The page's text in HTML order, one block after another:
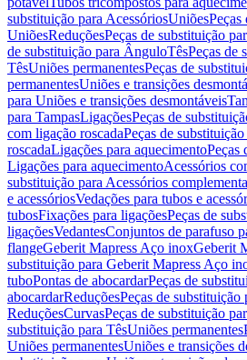
substituição para AcessóriosUniõesPeças
UniõesReduçõesPeças de substituição
de substituição para ÂnguloTêsPeças de
TêsUniões permanentesPeças de
permanentesUniões e transições
para Uniões e transições desmontáveis
para TampasLigaçõesPeças de
com ligação roscadaPeças de
roscadaLigações para aquecimentoPeças
Ligações para aquecimentoAcessórios
substituição para Acessórios
e acessóriosVedações para tubos e
tubosFixações para ligaçõesPeças de
ligaçõesVedantesConjuntos de parafuso
flangeGeberit Mapress Aço inoxGeberit
substituição para Geberit Mapress Aço
tuboPontas de abocardarPeças de
abocardarReduçõesPeças de substituição
ReduçõesCurvasPeças de substituição
substituição para TêsUniões permanentes
Uniões permanentesUniões e transições